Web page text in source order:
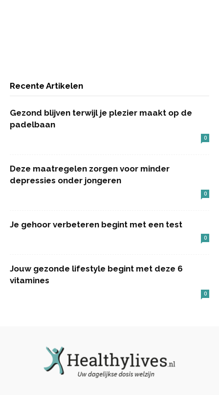
Recente Artikelen
Gezond blijven terwijl je plezier maakt op de
padelbaan
0
Deze maatregelen zorgen voor minder
depressies onder jongeren
0
Je gehoor verbeteren begint met een test
0
Jouw gezonde lifestyle begint met deze 6
vitamines
0